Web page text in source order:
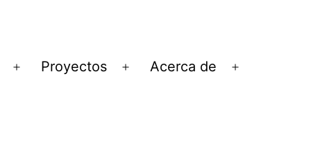
Abrir
Proyectos
Abrir
Acerca de